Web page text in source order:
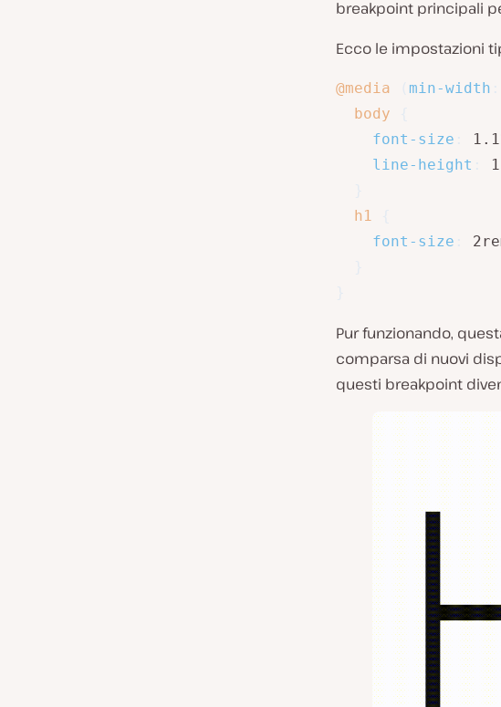
breakpoint principali
Ecco le impostazioni
@media min-width
body
font-size
line-height
h1
font-size
Pur funzionando,
comparsa di nuovi
questi breakpoint